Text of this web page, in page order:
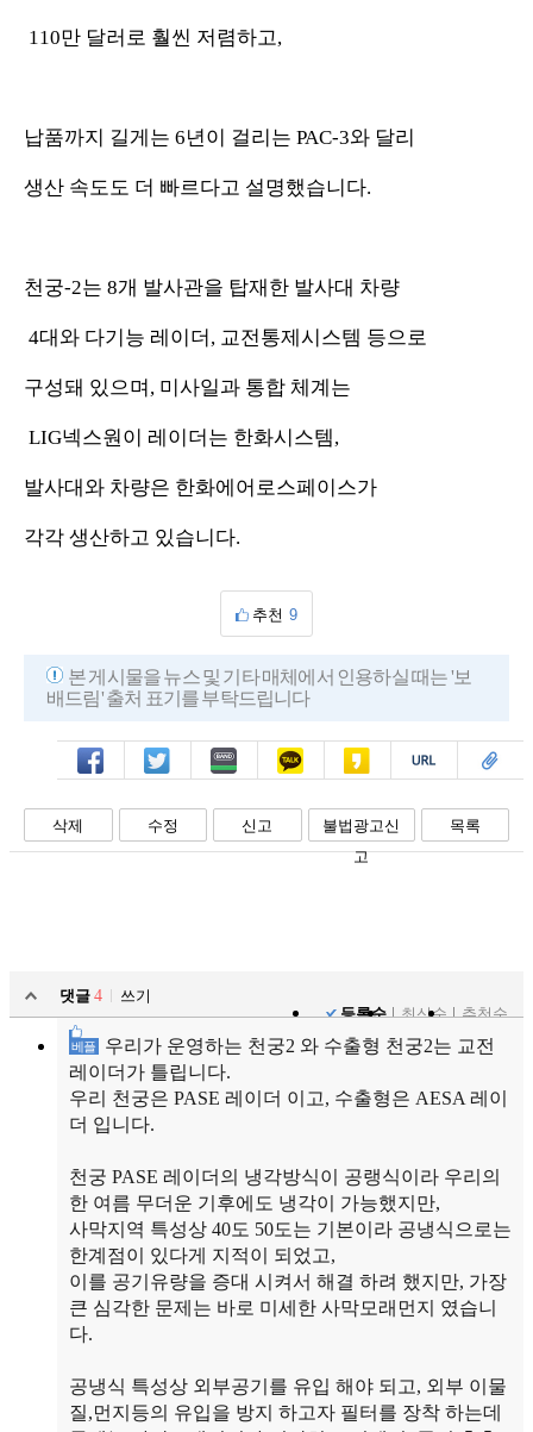
110만 달러로 훨씬 저렴하고,
납품까지 길게는 6년이 걸리는 PAC-3와 달리
생산 속도도 더 빠르다고 설명했습니다.
천궁-2는 8개 발사관을 탑재한 발사대 차량
4대와 다기능 레이더, 교전통제시스템 등으로
구성돼 있으며, 미사일과 통합 체계는
LIG넥스원이 레이더는 한화시스템,
발사대와 차량은 한화에어로스페이스가
각각 생산하고 있습니다.
추천 9
본 게시물을 뉴스 및 기타 매체에서 인용하실 때는 '보
배드림' 출처 표기를 부탁드립니다
페북 트윗 밴드 카톡 카스 복사 스크랩
삭제 수정 신고
불법광고신
고
목록
댓글 4
쓰기
등록순
최신순 추천순
베플
우리가 운영하는 천궁2 와 수출형 천궁2는 교전
레이더가 틀립니다.
우리 천궁은 PASE 레이더 이고, 수출형은 AESA 레이
더 입니다.
천궁 PASE 레이더의 냉각방식이 공랭식이라 우리의
한 여름 무더운 기후에도 냉각이 가능했지만,
사막지역 특성상 40도 50도는 기본이라 공냉식으로는
한계점이 있다게 지적이 되었고,
이를 공기유량을 증대 시켜서 해결 하려 했지만, 가장
큰 심각한 문제는 바로 미세한 사막모래먼지 였습니
다.
공냉식 특성상 외부공기를 유입 해야 되고, 외부 이물
질,먼지등의 유입을 방지 하고자 필터를 장착 하는데